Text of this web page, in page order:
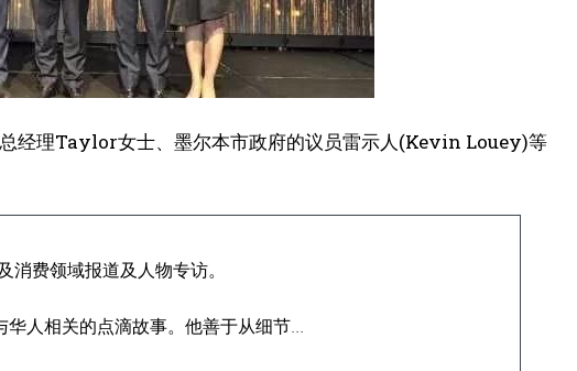
经理Taylor女士、墨尔本市政府的议员雷示人(Kevin Louey)等
费领域报道及人物专访。
人相关的点滴故事。他善于从细节...